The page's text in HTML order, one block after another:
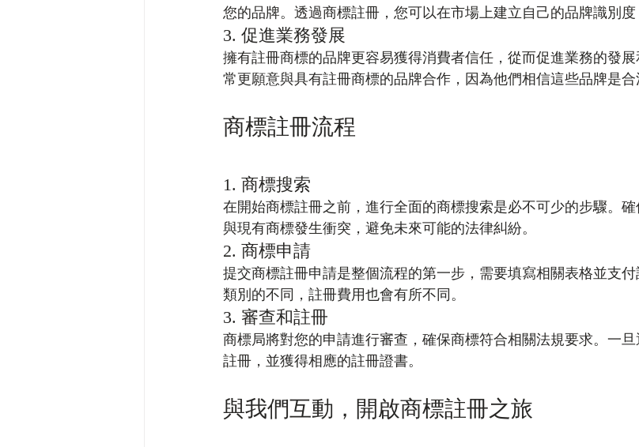
您的品牌。透過商標註冊，您可以在市場上建立自己的品牌識別度
3. 促進業務發展
擁有註冊商標的品牌更容易獲得消費者信任，從而促進業務的發
常更願意與具有註冊商標的品牌合作，因為他們相信這些品牌是合
商標註冊流程
1. 商標搜索
在開始商標註冊之前，進行全面的商標搜索是必不可少的步驟。
與現有商標發生衝突，避免未來可能的法律糾紛。
2. 商標申請
提交商標註冊申請是整個流程的第一步，需要填寫相關表格並支
類別的不同，註冊費用也會有所不同。
3. 審查和註冊
商標局將對您的申請進行審查，確保商標符合相關法規要求。一
註冊，並獲得相應的註冊證書。
與我們互動，開啟商標註冊之旅